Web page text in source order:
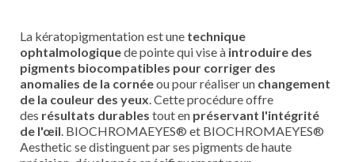
La kératopigmentation est une technique
ophtalmologiquede pointe qui vise à introduire des
pigments biocompatibles pour corriger des
anomalies de la cornéeou pour réaliser un changement
de la couleur des yeux . Cette procédure offre
des résultats durables tout en préservant l'intégrité
de l'œil . BIOCHROMAEYES® et BIOCHROMAEYES®
Aesthetic se distinguent par ses pigments de haute